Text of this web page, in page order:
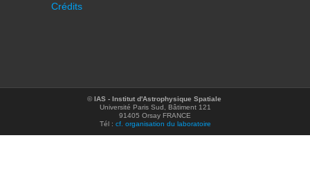
Crédits
©IAS - Institut d'Astrophysique Spatiale
Université Paris Sud, Bâtiment 121
91405 Orsay FRANCE
Tél : cf. organisation du laboratoire